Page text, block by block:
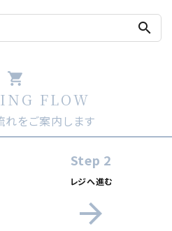
search
shopping_cart
FLOW
れをご案内します
Step 2
レジへ進む
arrow_forward